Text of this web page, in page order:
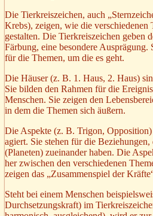
Die Tierkreiszeichen, auch
Krebs), zeigen, wie die
gestalten. Die Tierkreiszeichen geben
Färbung, eine besondere
für die Themen, um die es geht.
Die Häuser (z. B. 1. Haus, 2. Haus)
Sie bilden den Rahmen für die
Menschen. Sie zeigen den
in dem die Themen sich äußern.
Die Aspekte (z. B. Trigon,
agiert. Sie stehen für die
(Planeten) zueinander haben. Die
her zwischen den verschiedenen
zeigen das „Zusammenspiel der
Steht bei einem Menschen
Durchsetzungskraft) im